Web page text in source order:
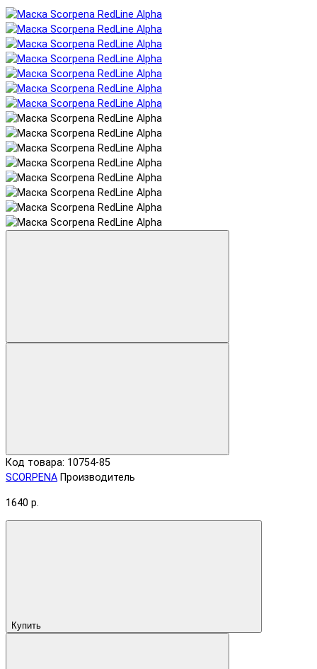
Код товара: 10754-85
SCORPENA Производитель
1640 р.
Купить